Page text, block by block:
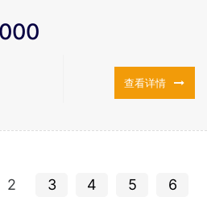
查看详情
2 3 4 5
6